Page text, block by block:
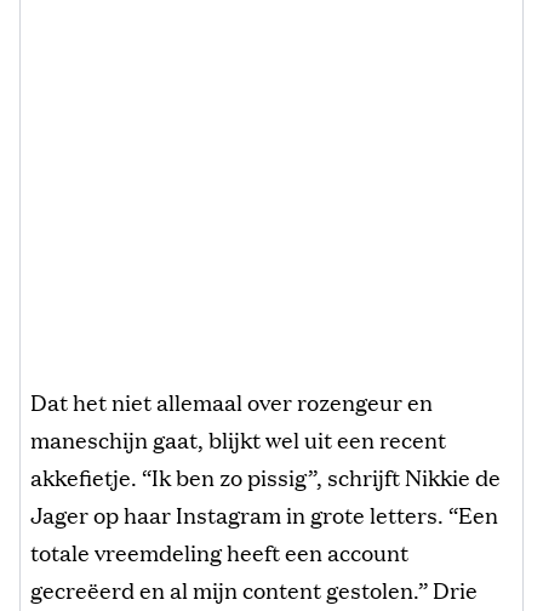
Dat het niet allemaal over rozengeur en
maneschijn gaat, blijkt wel uit een recent
akkefietje. “Ik ben zo pissig”, schrijft Nikkie de
Jager op haar Instagram in grote letters. “Een
totale vreemdeling heeft een account
gecreëerd en al mijn content gestolen.” Drie